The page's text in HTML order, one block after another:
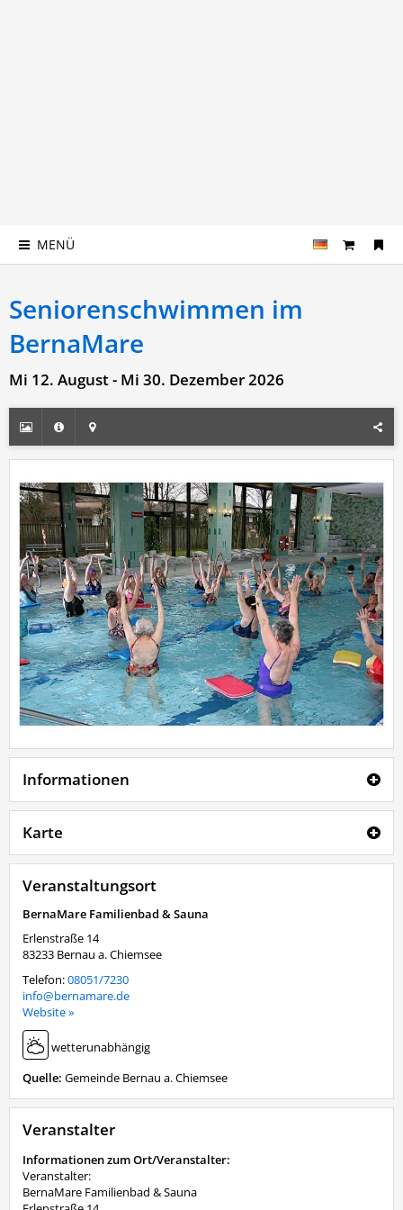
MENÜ
Seniorenschwimmen im
BernaMare
Mi 12. August - Mi 30. Dezember 2026
Informationen
Karte
Veranstaltungsort
BernaMare Familienbad & Sauna
Erlenstraße 14
83233 Bernau a. Chiemsee
Telefon:08051/7230
info@bernamare.de
Website »
wetterunabhängig
Quelle: Gemeinde Bernau a. Chiemsee
Veranstalter
Informationen zum Ort/Veranstalter:
Veranstalter:
BernaMare Familienbad & Sauna